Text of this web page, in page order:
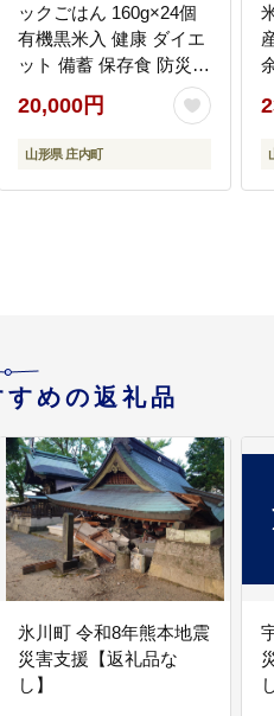
ックごはん 160g×24個
有機黒米入 健康 ダイエ
ット 備蓄 保存食 防災
簡単レンジ 温めるだけ
湯煎調理 レトルト ごは
ん ライス 玄米
20,000円
山形県 庄内町
めの返礼品
氷川町 令和8年熊本地震
災害支援【返礼品な
し】